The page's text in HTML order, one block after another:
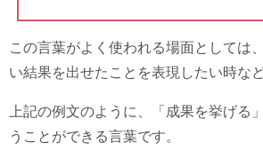
この言葉がよく使われる場面としては
い結果を出せたことを表現したい時な
上記の例文のように、「成果を挙げる
うことができる言葉です。